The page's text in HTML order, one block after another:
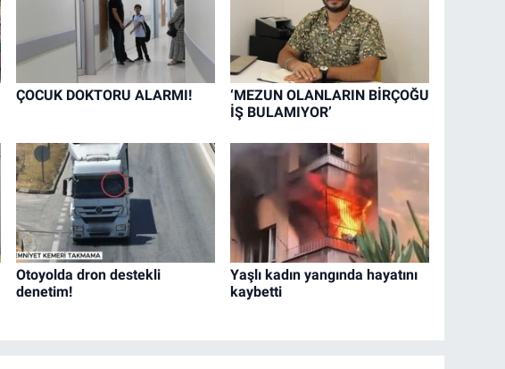
ÇOCUK DOKTORU ALARMI!
‘MEZUN OLANLARIN BİRÇOĞU
İŞ BULAMIYOR’
Otoyolda dron destekli
denetim!
Yaşlı kadın yangında hayatını
kaybetti